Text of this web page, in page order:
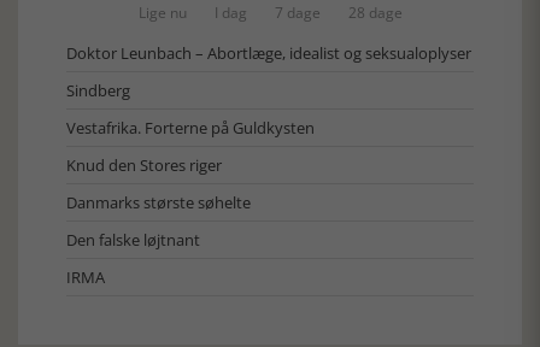
Lige nu I dag 7 dage 28 dage
Doktor Leunbach – Abortlæge, idealist og seksualoplyser
Sindberg
Vestafrika. Forterne på Guldkysten
Knud den Stores riger
Danmarks største søhelte
Den falske løjtnant
IRMA